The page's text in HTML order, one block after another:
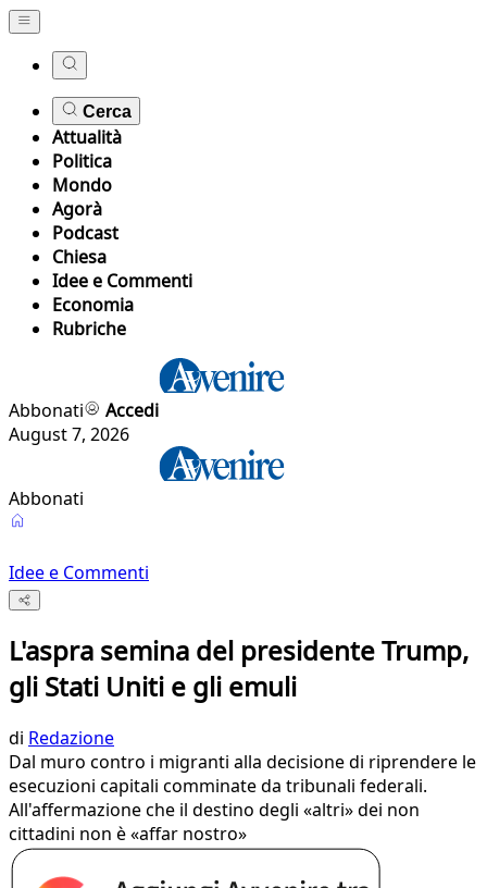
Cerca
Attualità
Politica
Mondo
Agorà
Podcast
Chiesa
Idee e Commenti
Economia
Rubriche
Abbonati
Accedi
August 7, 2026
Abbonati
Idee e Commenti
L'aspra semina del presidente Trump,
gli Stati Uniti e gli emuli
di Redazione
Dal muro contro i migranti alla decisione di riprendere le
esecuzioni capitali comminate da tribunali federali.
All'affermazione che il destino degli «altri» dei non
cittadini non è «affar nostro»